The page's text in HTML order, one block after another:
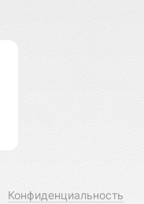
Конфиденциальность